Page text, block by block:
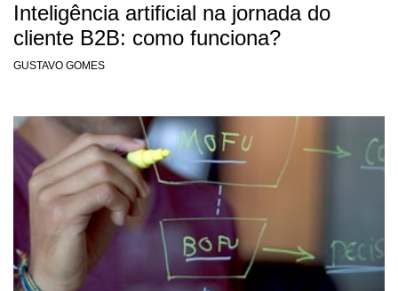
Inteligência artificial na jornada do
cliente B2B: como funciona?
GUSTAVO GOMES